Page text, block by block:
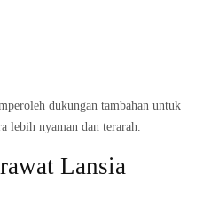
dukungan tambahan untuk
lebih nyaman dan terarah.
Lansia